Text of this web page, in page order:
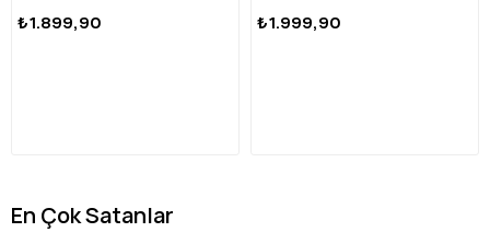
₺1.899,90 ₺1.999,90
En Çok Satanlar